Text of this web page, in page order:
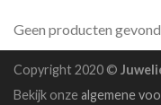
Geen producten
Copyright 2020 ©
Bekijk onzealgemene